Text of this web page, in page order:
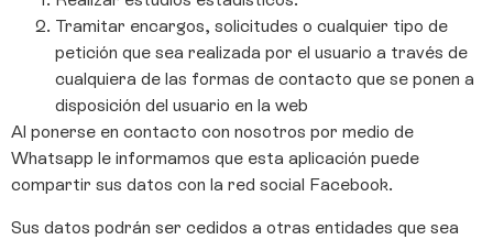
Tramitar encargos, solicitudes o cualquier tipo de
petición que sea realizada por el usuario a través de
cualquiera de las formas de contacto que se ponen a
disposición del usuario en la web
Al ponerse en contacto con nosotros por medio de
Whatsapp le informamos que esta aplicación puede
compartir sus datos con la red social Facebook.
Sus datos podrán ser cedidos a otras entidades que sea